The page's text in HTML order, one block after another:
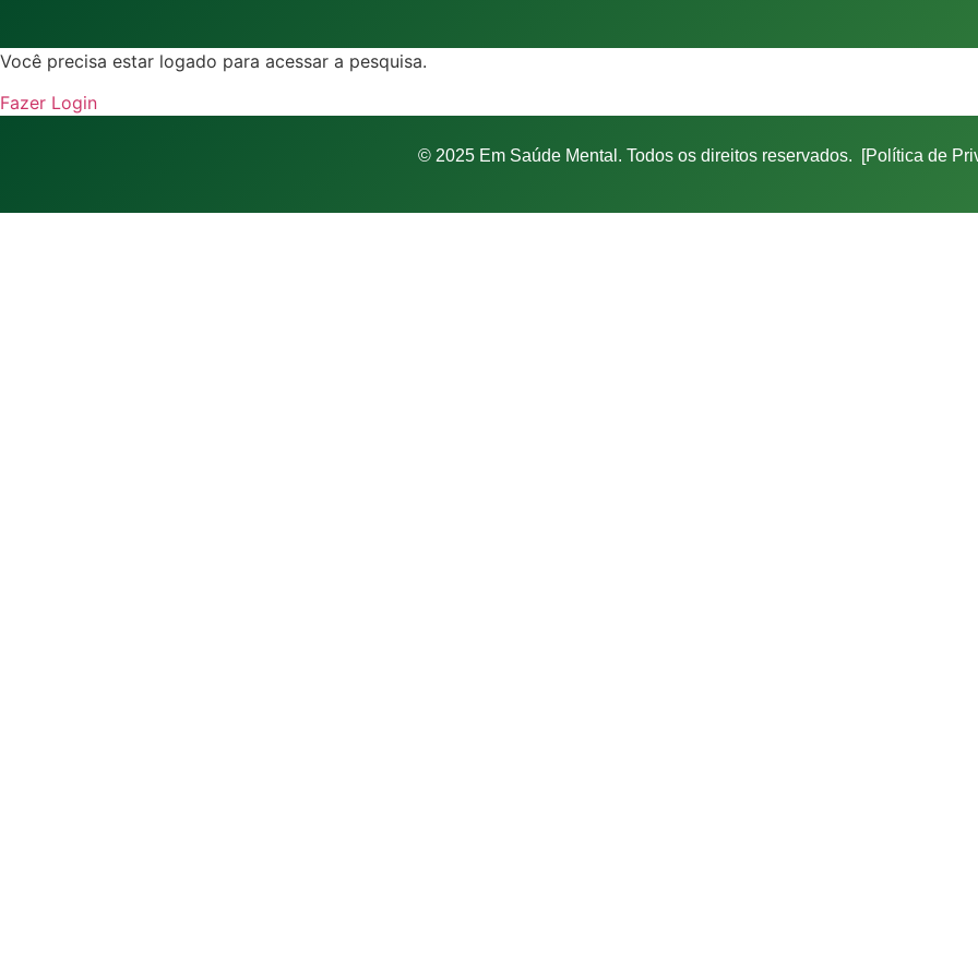
Você precisa estar logado para acessar a pesquisa.
Fazer Login
© 2025 Em Saúde Mental. Todos os direitos reservados. [Política de